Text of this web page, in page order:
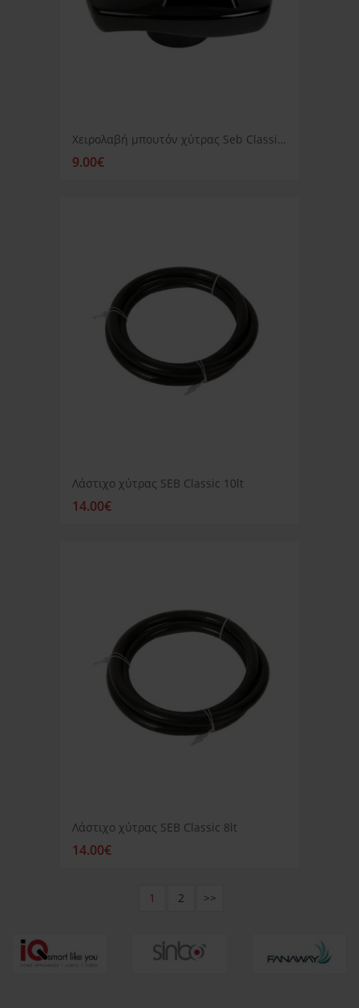
Χειρολαβή μπουτόν χύτρας Seb Classic μαύρη
9.00€
Λάστιχο χύτρας SEB Classic 10lt
14.00€
Λάστιχο χύτρας SEB Classic 8lt
14.00€
1 2 >>